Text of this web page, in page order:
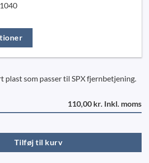
plast som passer til SPX fjernbetjening.
110,00 kr. Inkl. moms
Tilføj til kurv